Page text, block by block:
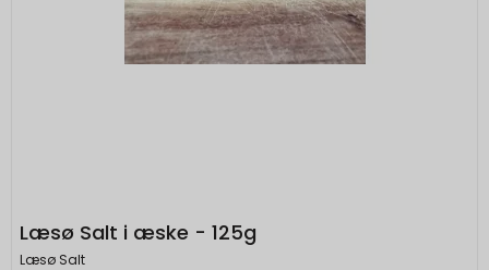
Læsø Salt i æske - 125g
Læsø Salt